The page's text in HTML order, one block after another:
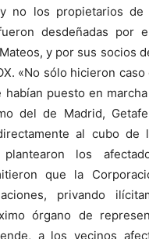
no los propietarios de
desdeñadas por
y por sus socios
«No sólo hicieron
habían puesto en
del de Madrid,
al cubo de
los
que la
privando
órgano de
a los vecinos